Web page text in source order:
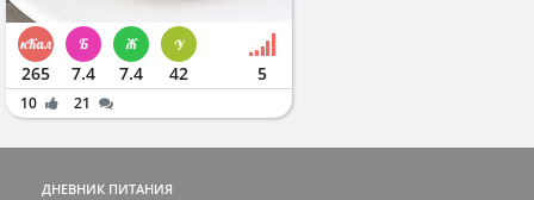
265 7.4 7.4 42 5
10 21
ДНЕВНИК ПИТАНИЯ